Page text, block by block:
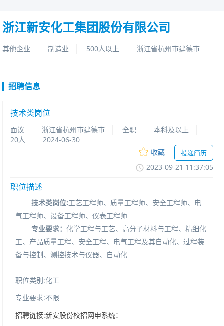
浙江新安化工集团股份有限公司
其他企业 制造业 500人以上 浙江省杭州市建德市
招聘信息
技术类岗位
面议 浙江省杭州市建德市 全职
本科及以上
20人
2024-06-30
收藏
投递简历
2023-09-2111:37:05
职位描述
技术类岗位:工艺工程师、质量工程师、安全工程师、电
气工程师、设备工程师、仪表工程师
专业要求：化学工程与工艺、高分子材料与工程、精细化
工、产品质量工程、安全工程、电气工程及其自动化、过程装
备与控制、测控技术与仪器、自动化
职位类别:化工
专业要求:不限
招聘链接:新安股份校招网申系统：